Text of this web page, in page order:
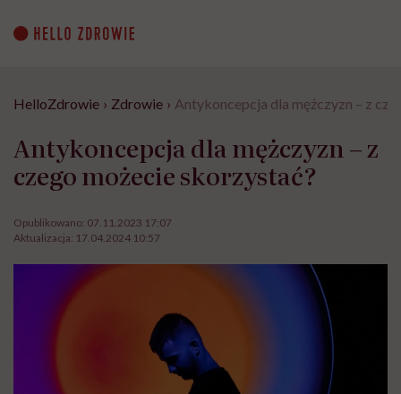
content
HelloZdrowie › Zdrowie › Antykoncepcja dla mężczyzn – z
Antykoncepcja dla mężczyzn – z
czego możecie skorzystać?
Opublikowano: 07.11.2023 17:07
Aktualizacja: 17.04.2024 10:57